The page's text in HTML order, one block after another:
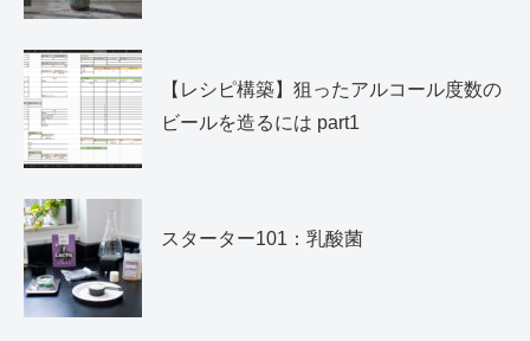
【レシピ構築】狙ったアルコール度数の
ビールを造るには part1
スターター101：乳酸菌